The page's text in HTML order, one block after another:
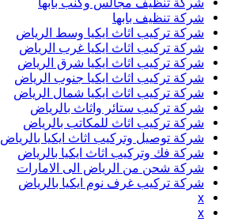
شركة تنظيف مجالس وكنب بابها
شركة تنظيف بابها
شركة تركيب اثاث ايكيا وسط الرياض
شركة تركيب اثاث ايكيا غرب الرياض
شركة تركيب اثاث ايكيا شرق الرياض
شركة تركيب اثاث ايكيا جنوب الرياض
شركة تركيب اثاث ايكيا شمال الرياض
شركة تركيب ستائر واثاث بالرياض
شركة تركيب اثاث للمكاتب بالرياض
شركة توصيل وتركيب اثاث ايكيا بالرياض
شركة فك وتركيب اثاث ايكيا بالرياض
شركة شحن من الرياض الى الامارات
شركة تركيب غرف نوم ايكيا بالرياض
x
x